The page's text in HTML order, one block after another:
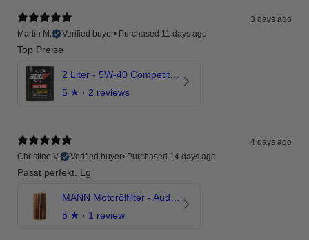
3 days ago
Martin M.
Verified buyer• Purchased 11 days ago
Top Preise
5 ★ · 2 reviews
4 days ago
Christine V.
Verified buyer• Purchased 14 days ago
Passt perfekt. Lg
5 ★ · 1 review